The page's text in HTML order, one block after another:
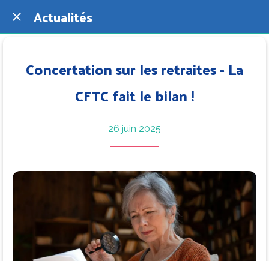
Actualités
Concertation sur les retraites - La
CFTC fait le bilan !
26 juin 2025